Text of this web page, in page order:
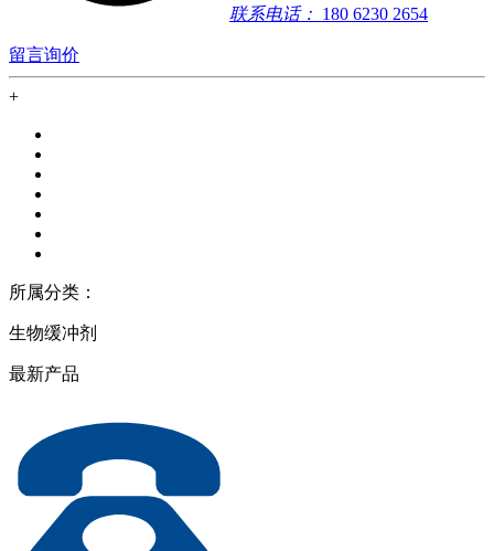
联系电话： 180 6230 2654
留言询价
+
所属分类：
生物缓冲剂
最新产品